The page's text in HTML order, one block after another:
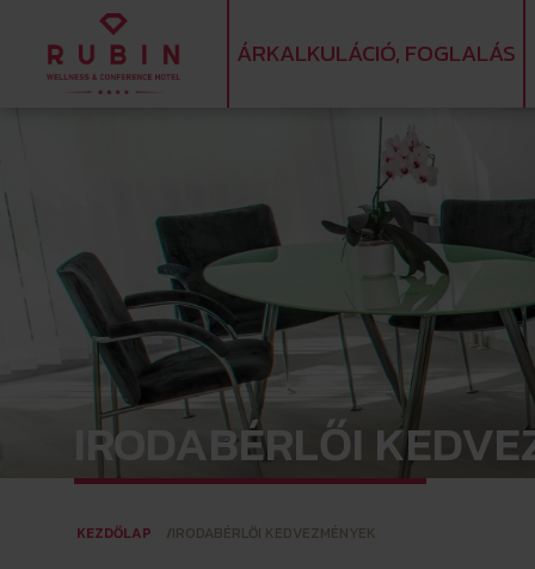
ÁRKALKULÁCIÓ, FOGLALÁS
KEZDŐLAP IRODABÉRLŐI KEDVEZMÉNYEK
IRODABÉRLŐI